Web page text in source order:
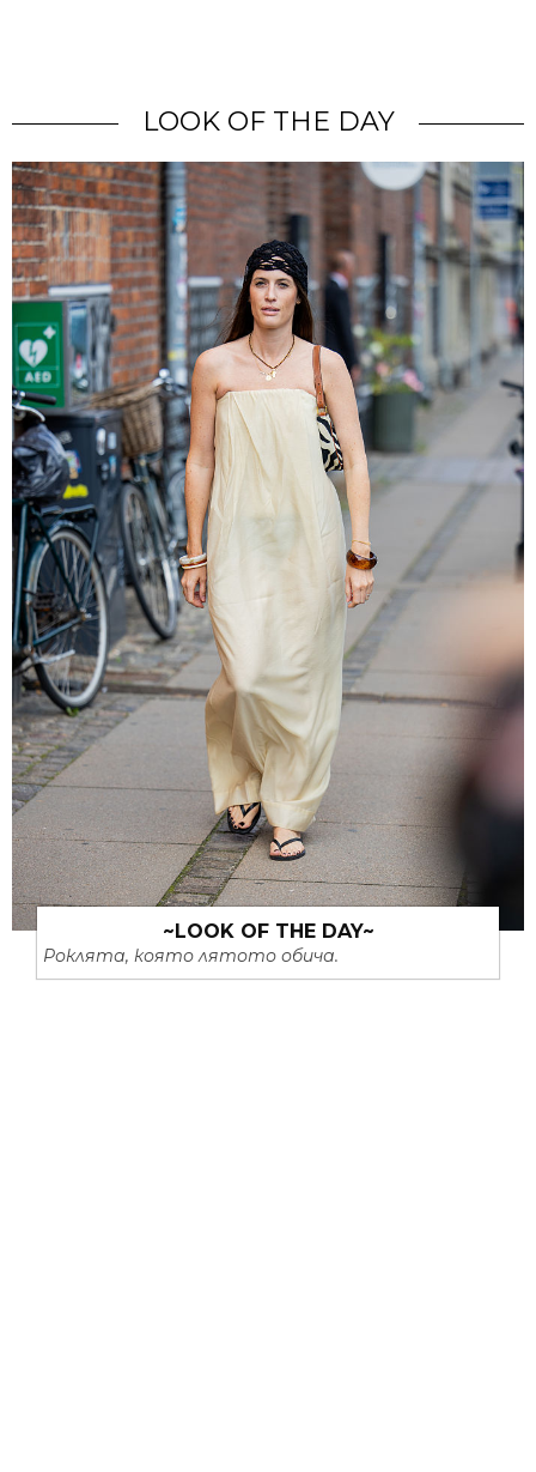
LOOK OF THE DAY
~LOOK OF THE DAY~
Роклята, която лятото обича.